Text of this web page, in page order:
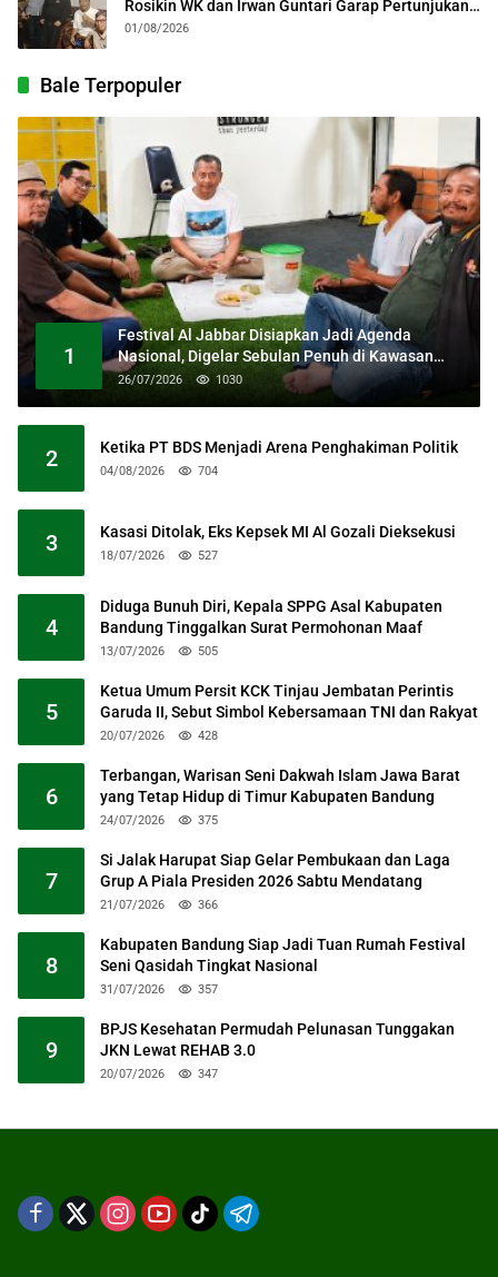
Rosikin WK dan Irwan Guntari Garap Pertunjukan
Kolosal
01/08/2026
Bale Terpopuler
1
Festival Al Jabbar Disiapkan Jadi Agenda
Nasional, Digelar Sebulan Penuh di Kawasan
Masjid Raya Al Jabbar
26/07/2026 1030
2 Ketika PT BDS Menjadi Arena Penghakiman Politik
04/08/2026 704
3 Kasasi Ditolak, Eks Kepsek MI Al Gozali Dieksekusi
18/07/2026 527
4
Diduga Bunuh Diri, Kepala SPPG Asal Kabupaten
Bandung Tinggalkan Surat Permohonan Maaf
13/07/2026 505
5
Ketua Umum Persit KCK Tinjau Jembatan Perintis
Garuda II, Sebut Simbol Kebersamaan TNI dan Rakyat
20/07/2026 428
6
Terbangan, Warisan Seni Dakwah Islam Jawa Barat
yang Tetap Hidup di Timur Kabupaten Bandung
24/07/2026 375
7
Si Jalak Harupat Siap Gelar Pembukaan dan Laga
Grup A Piala Presiden 2026 Sabtu Mendatang
21/07/2026 366
8
Kabupaten Bandung Siap Jadi Tuan Rumah Festival
Seni Qasidah Tingkat Nasional
31/07/2026 357
9
BPJS Kesehatan Permudah Pelunasan Tunggakan
JKN Lewat REHAB 3.0
20/07/2026 347